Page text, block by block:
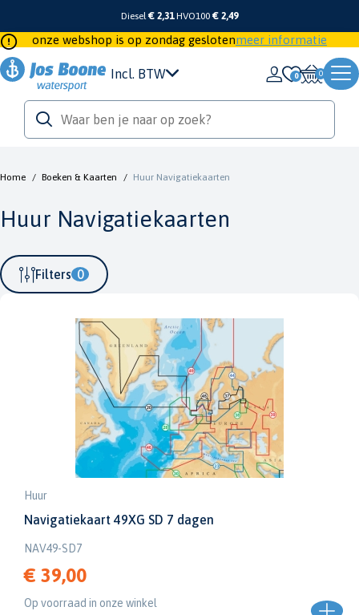
Diesel€ 2,31 HVO100 € 2,49
onze webshop is op zondag geslotenmeer informatie
Incl. BTW 0
Home / Boeken & Kaarten / Huur Navigatiekaarten
Huur Navigatiekaarten
Filters 0
Huur
Navigatiekaart 49XG SD 7 dagen
NAV49-SD7
€ 39,00
Op voorraad in onze winkel